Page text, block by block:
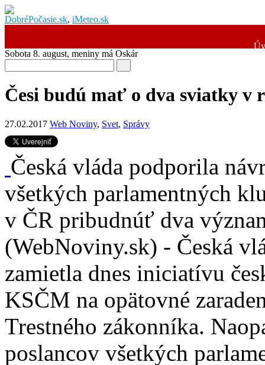
DobréPočasie.sk, iMeteo.sk
Sobota 8. august, meniny má Oskár
Česi budú mať o dva sviatky v
27.02.2017 Web Noviny, Svet, Správy
Česká vláda podporila
všetkých parlamentných
v ČR pribudnúť dva
(WebNoviny.sk) - Česká
zamietla dnes iniciatívu
KSČM na opätovné
Trestného zákonníka.
poslancov všetkých